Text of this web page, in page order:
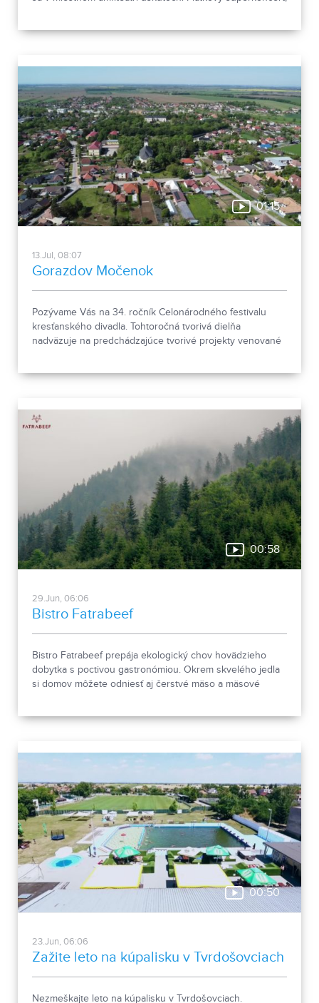
jedinečnú atmosféru pod holým nebom.
01:15
13.Jul, 08:07
Gorazdov Močenok
Pozývame Vás na 34. ročník Celonárodného festivalu
kresťanského divadla. Tohtoročná tvorivá dielňa
nadväzuje na predchádzajúce tvorivé projekty venované
00:58
29.Jun, 06:06
Bistro Fatrabeef
Bistro Fatrabeef prepája ekologický chov hovädzieho
dobytka s poctivou gastronómiou. Okrem skvelého jedla
si domov môžete odniesť aj čerstvé mäso a mäsové
00:50
23.Jun, 06:06
Zažite leto na kúpalisku v Tvrdošovciach
Nezmeškajte leto na kúpalisku v Tvrdošovciach.